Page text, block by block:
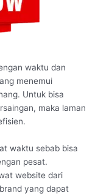
waktu dan
menemui
Untuk bisa
maka laman
waktu sebab bisa
pesat.
website dari
yang dapat